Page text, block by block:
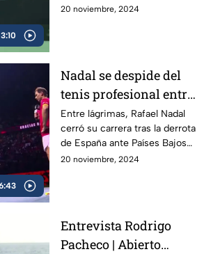
3:10
juntos en la Copa Davis
20 noviembre, 2024
Nadal se despide del
tenis profesional entre
lágrimas
Entre lágrimas, Rafael Nadal
cerró su carrera tras la derrota
de España ante Países Bajos
en la Copa Davis, dejando un
20 noviembre, 2024
Entrevista Rodrigo
Pacheco | Abierto